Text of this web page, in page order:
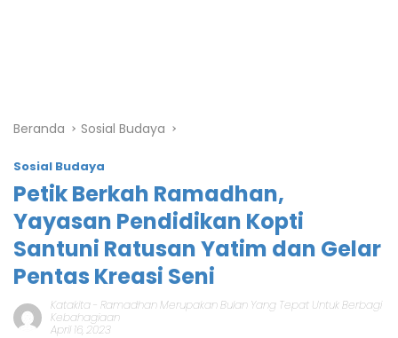
Beranda Sosial Budaya
Sosial Budaya
Petik Berkah Ramadhan,
Yayasan Pendidikan Kopti
Santuni Ratusan Yatim dan Gelar
Pentas Kreasi Seni
Katakita- Ramadhan Merupakan Bulan Yang Tepat Untuk Berbagi
Kebahagiaan
April 16, 2023